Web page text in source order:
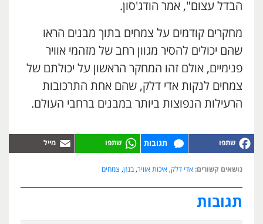
הבדל עצום", אמר הודג'סון.
מחקרים קודמים על צמחים בתוך מבנים הראו
שהם יכולים להסיר מגוון רחב של מזהמי אוויר
פנימיים, אולם זהו המחקר הראשון על יכולתם של
צמחים לנקות אדי דלק, שהם אחת התרכובות
הרעילות הנפוצות ביותר במבנים ברחבי העולם.
תגובות
נושאים קשורים: אדי דלק, איכות אוויר,בנזן, צמחים
תגובות